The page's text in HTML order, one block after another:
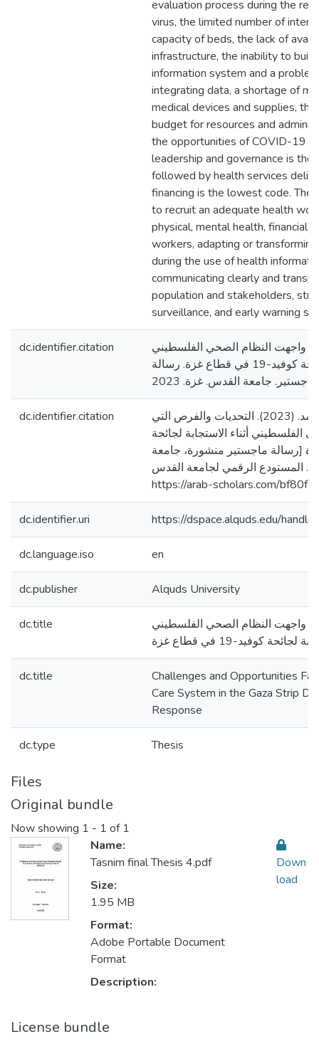
evaluation process during the
virus, the limited number of
capacity of beds, the lack of
infrastructure, the inability to
information system and a
integrating data, a shortage of
medical devices and supplies,
budget for resources and
the opportunities of COVID-19
leadership and governance is the
followed by health services
financing is the lowest code. The
to recruit an adequate health
physical, mental health, financial
workers, adapting or
during the use of health
communicating clearly and
population and stakeholders,
surveillance, and early warning
dc.identifier.citation
واجهت النظام الصحي الفلسطيني
أثناء الاستجابة لجائحة كوفيد-19 في قطاع غزة. رسالة
dc.identifier.citation
القريناوي، تسنيم محمد. (2023). التحديات والفرص التي
الفلسطيني أثناء الاستجابة لجائحة
غزة [رسالة ماجستير منشورة، جامعة
المستودع الرقمي لجامعة القدس.
https://arab-scholars.com/bf80fc
dc.identifier.uri https://dspace.alquds.edu/
dc.language.iso en
dc.publisher Alquds University
dc.title
واجهت النظام الصحي الفلسطيني
لجائحة كوفيد-19 في قطاع غزة
dc.title
Challenges and Opportunities
Care System in the Gaza Strip
Response
dc.type Thesis
Files
Original bundle
Now showing 1 - 1 of 1
Name:
Tasnim final Thesis 4.pdf
Size:
1.95 MB
Format:
Adobe Portable Document
Format
Description:
Down
load
License bundle